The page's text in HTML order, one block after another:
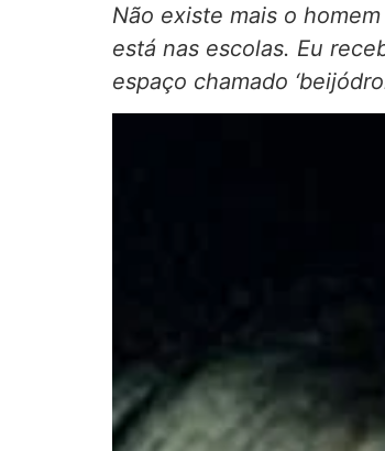
Não existe mais o
está nas escolas. Eu
espaço chamado